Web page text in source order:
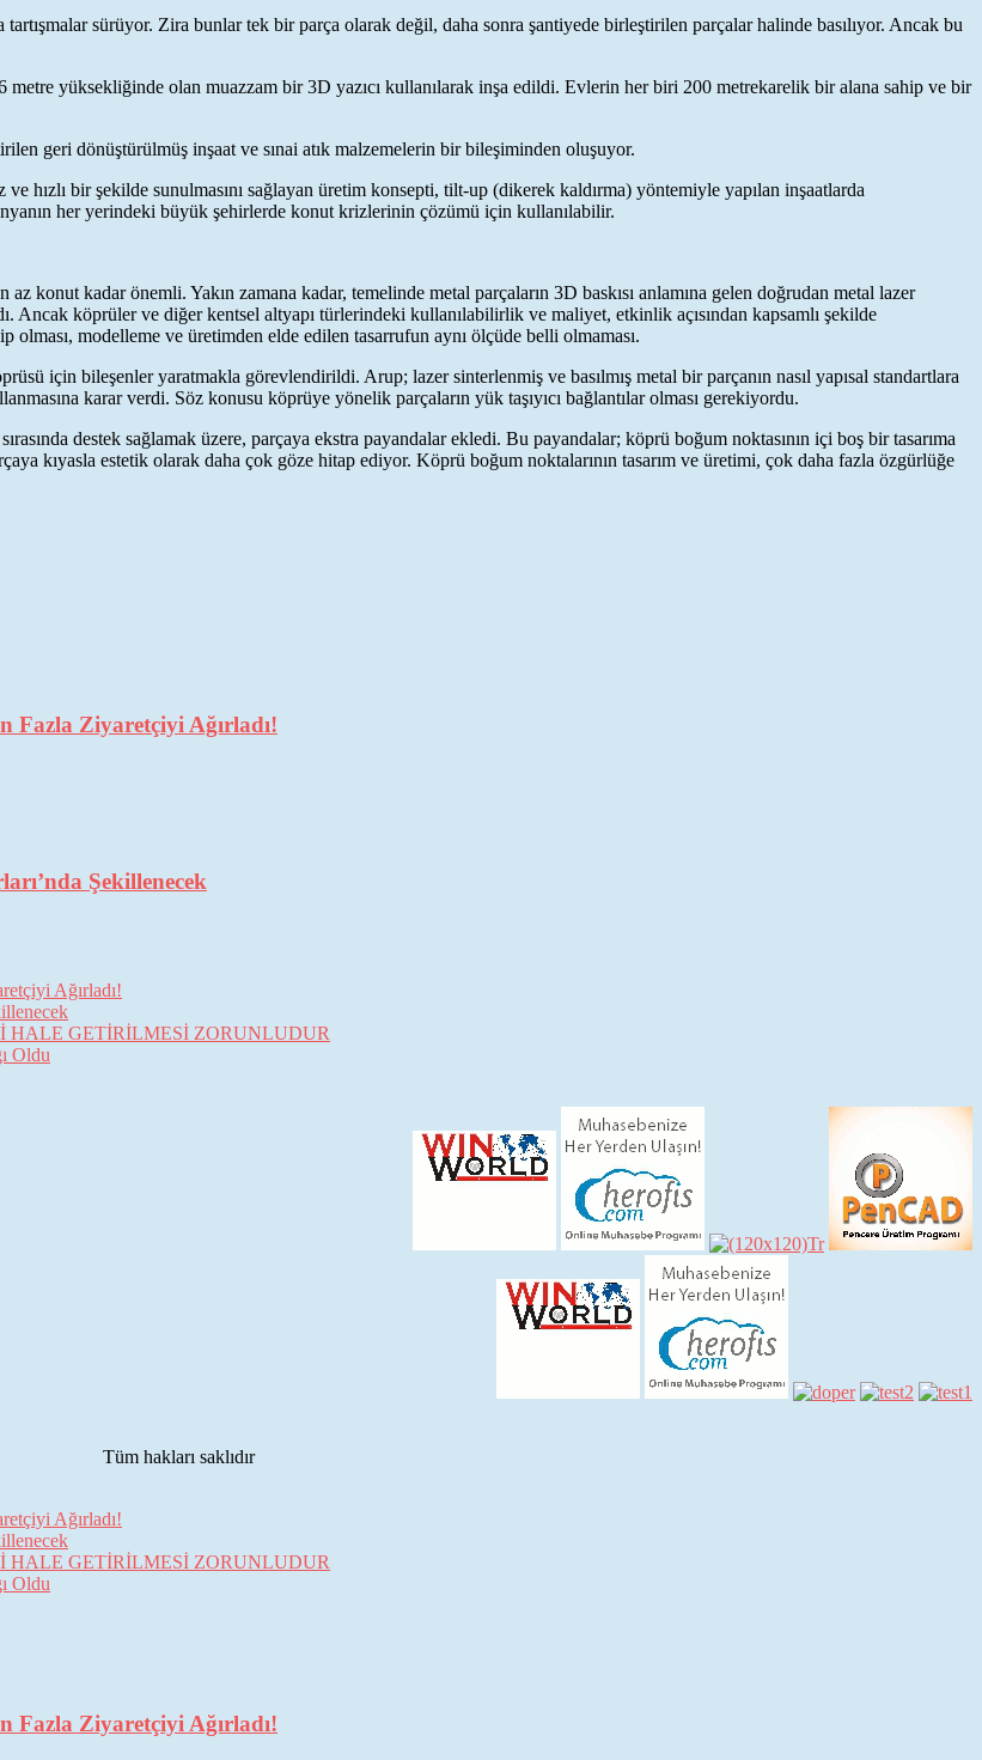
sürüyor. Zira bunlar tek bir parça olarak değil, daha sonra şantiyede birleştirilen parçalar halinde basılıyor. Ancak bu
yüksekliğinde olan muazzam bir 3D yazıcı kullanılarak inşa edildi. Evlerin her biri 200 metrekarelik bir alana sahip ve bir
geri dönüştürülmüş inşaat ve sınai atık malzemelerin bir bileşiminden oluşuyor.
hızlı bir şekilde sunulmasını sağlayan üretim konsepti, tilt-up (dikerek kaldırma) yöntemiyle yapılan inşaatlarda
her yerindeki büyük şehirlerde konut krizlerinin çözümü için kullanılabilir.
konut kadar önemli. Yakın zamana kadar, temelinde metal parçaların 3D baskısı anlamına gelen doğrudan metal lazer
Ancak köprüler ve diğer kentsel altyapı türlerindeki kullanılabilirlik ve maliyet, etkinlik açısından kapsamlı şekilde
modelleme ve üretimden elde edilen tasarrufun aynı ölçüde belli olmaması.
için bileşenler yaratmakla görevlendirildi. Arup; lazer sinterlenmiş ve basılmış metal bir parçanın nasıl yapısal standartlara
karar verdi. Söz konusu köprüye yönelik parçaların yük taşıyıcı bağlantılar olması gerekiyordu.
destek sağlamak üzere, parçaya ekstra payandalar ekledi. Bu payandalar; köprü boğum noktasının içi boş bir tasarıma
kıyasla estetik olarak daha çok göze hitap ediyor. Köprü boğum noktalarının tasarım ve üretimi, çok daha fazla özgürlüğe
Fazla Ziyaretçiyi Ağırladı!
Şekillenecek
Ağırladı!
HALE GETİRİLMESİ ZORUNLUDUR
Oldu
Tüm hakları saklıdır
Ağırladı!
HALE GETİRİLMESİ ZORUNLUDUR
Oldu
Fazla Ziyaretçiyi Ağırladı!